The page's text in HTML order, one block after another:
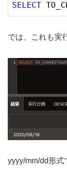
SELECT
では、これも実
yyyy/mm/dd形式